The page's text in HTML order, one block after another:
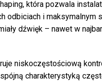
która pozwala
odbiciach i maksymalnym
dźwięk – nawet w
niskoczęstościową
charakterystyką